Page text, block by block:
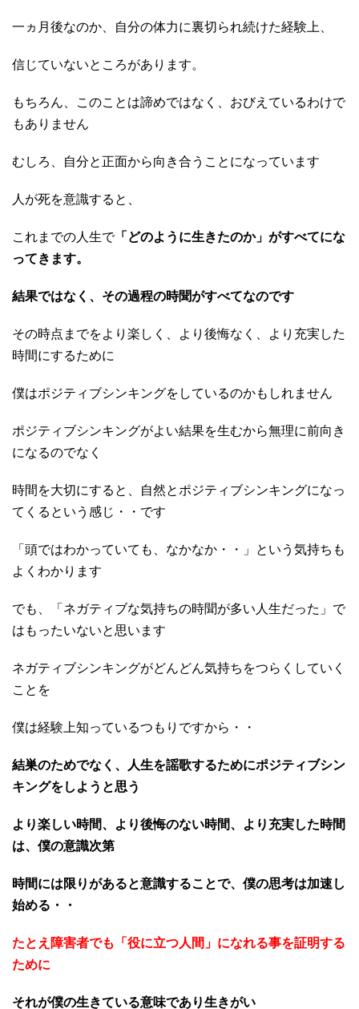
一ヵ月後なのか、自分の体力に裏切られ続けた経験上、
信じていないところがあります。
もちろん、このことは諦めではなく、おびえているわけで
もありません
むしろ、自分と正面から向き合うことになっています
人が死を意識すると、
これまでの人生で「どのように生きたのか」がすべてにな
ってきます。
結果ではなく、その過程の時聞がすべてなのです
その時点までをより楽しく、より後悔なく、より充実した
時間にするために
僕はポジティブシンキングをしているのかもしれません
ポジティブシンキングがよい結果を生むから無理に前向き
になるのでなく
時間を大切にすると、自然とポジティブシンキングになっ
てくるという感じ・・です
「頭ではわかっていても、なかなか・・」という気持ちも
よくわかります
でも、「ネガティブな気持ちの時聞が多い人生だった」で
はもったいないと思います
ネガティブシンキングがどんどん気持ちをつらくしていく
ことを
僕は経験上知っているつもりですから・・
結巣のためでなく、人生を謡歌するためにポジティブシン
キングをしようと思う
より楽しい時間、より後悔のない時間、より充実した時間
は、僕の意識次第
時間には限りがあると意識することで、僕の思考は加速し
始める・・
たとえ障害者でも「役に立つ人間」になれる事を証明する
ために
それが僕の生きている意味であり生きがい